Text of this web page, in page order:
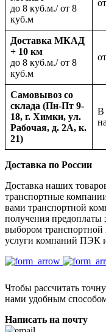
до 8 куб.м./ от 8
куб.м
Доставка МКАД
+ 10 км
до 8 куб.м./ от 8
куб.м
Самовывоз со
склада (Пн-Пт 9-
18, г. Химки, ул.
Рабочая, д. 2А, к.
21)
В
Доставка по России
Доставка наших
транспортные
вами транспортной
получения предоплаты
выбором
услуги компаний ПЭК
Чтобы рассчитать
нами удобным
Написать на почту